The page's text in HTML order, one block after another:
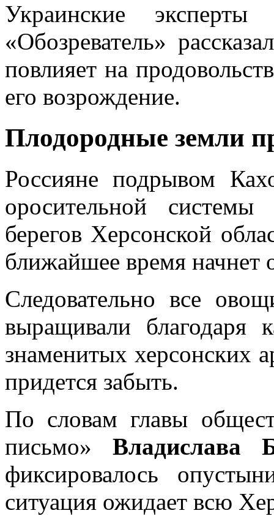
Украинские
«Обозреватель»
повлияет на
его возрождение.
Плодородные земли
Россияне подрывом
оросительной
берегов Херсонской
ближайшее время начнет
Следовательно все
выращивали
знаменитых херсонских
придется забыть.
По словам главы
письмо» Владислава
фиксировалось
ситуация ожидает всю